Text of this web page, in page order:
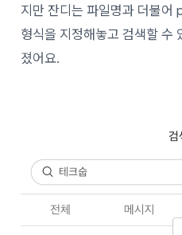
지만 잔디는 파일명과 더불
형식을 지정해놓고 검색할 수
졌어요.